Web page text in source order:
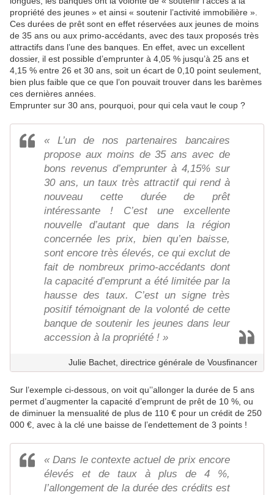
propriété des jeunes » et ainsi « soutenir l’activité immobilière ».
Ces durées de prêt sont en effet réservées aux jeunes de moins
de 35 ans ou aux primo-accédants, avec des taux proposés très
attractifs dans l’une des banques. En effet, avec un excellent
dossier, il est possible d’emprunter à 4,05 % jusqu’à 25 ans et
4,15 % entre 26 et 30 ans, soit un écart de 0,10 point seulement,
bien plus faible que ce que l’on pouvait trouver dans les barèmes
ces dernières années.
Emprunter sur 30 ans, pourquoi, pour qui cela vaut le coup ?
« L’un de nos partenaires bancaires
propose aux moins de 35 ans avec de
bons revenus d’emprunter à 4,15% sur
30 ans, un taux très attractif qui rend à
nouveau cette durée de prêt
intéressante ! C’est une excellente
nouvelle d’autant que dans la région
concernée les prix, bien qu’en baisse,
sont encore très élevés, ce qui exclut de
fait de nombreux primo-accédants dont
la capacité d’emprunt a été limitée par la
hausse des taux. C’est un signe très
positif témoignant de la volonté de cette
banque de soutenir les jeunes dans leur
accession à la propriété ! »
Julie Bachet, directrice générale de Vousfinancer
Sur l’exemple ci-dessous, on voit qu’’allonger la durée de 5 ans
permet d’augmenter la capacité d’emprunt de prêt de 10 %, ou
de diminuer la mensualité de plus de 110 € pour un crédit de 250
000 €, avec à la clé une baisse de l’endettement de 3 points !
« Dans le contexte actuel de prix encore
élevés et de taux à plus de 4 %,
l’allongement de la durée des crédits est